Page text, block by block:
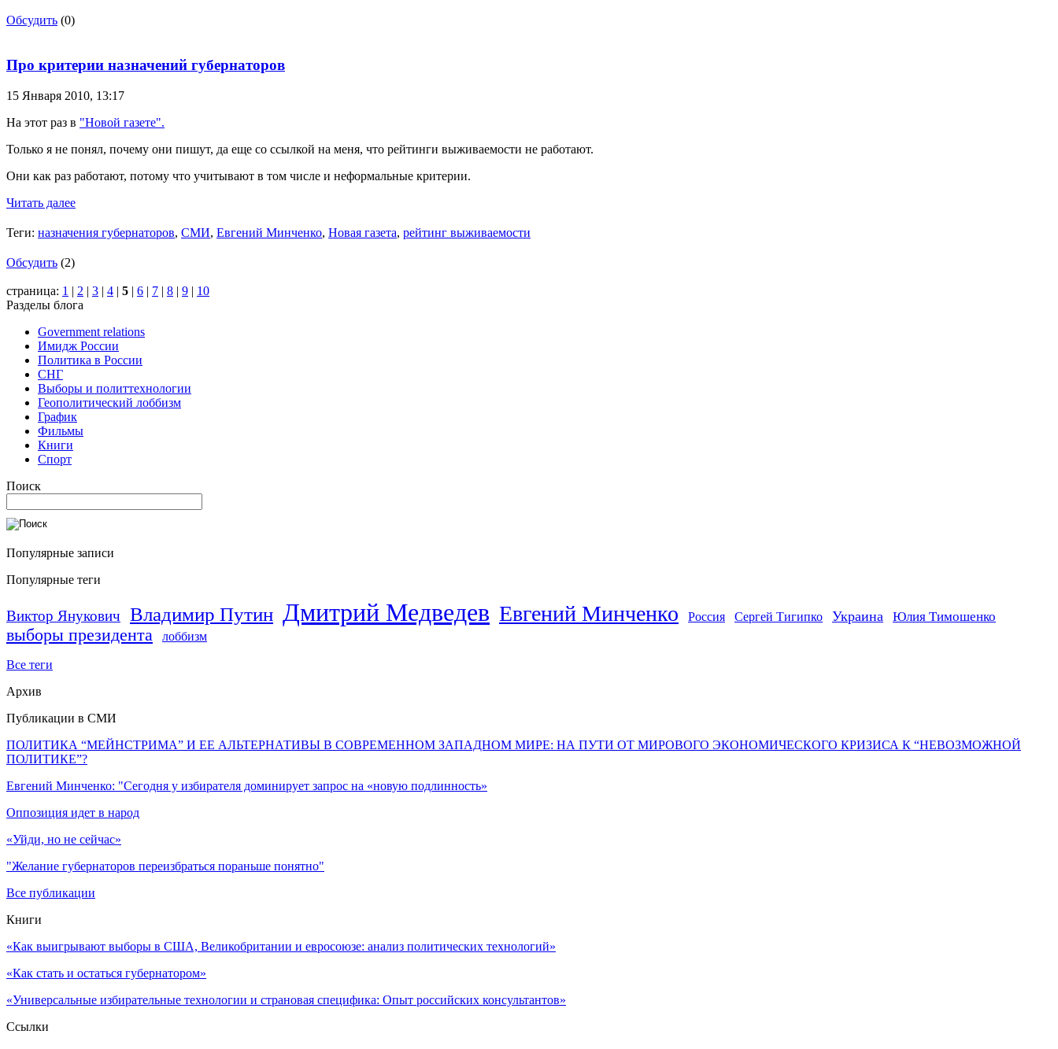
Обсудить (0)
Про критерии назначений губернаторов
15 Января 2010, 13:17
На этот раз в "Новой газете".
Только я не понял, почему они пишут, да еще со ссылкой на меня, что рейтинги выживаемости не работают.
Они как раз работают, потому что учитывают в том числе и неформальные критерии.
Читать далее
Теги: назначения губернаторов, СМИ, Евгений Минченко, Новая газета, рейтинг выживаемости
Обсудить (2)
страница: 1 | 2 | 3 | 4 | 5 | 6 | 7 | 8 | 9 | 10
Разделы блога
Government relations
Имидж России
Политика в России
СНГ
Выборы и политтехнологии
Геополитический лоббизм
График
Фильмы
Книги
Спорт
Поиск
Популярные записи
Популярные теги
Виктор Янукович Владимир Путин Дмитрий Медведев Евгений Минченко Россия Сергей Тигипко Украина Юлия Тимошенко
выборы президента лоббизм
Все теги
Архив
Публикации в СМИ
ПОЛИТИКА “МЕЙНСТРИМА” И ЕЕ АЛЬТЕРНАТИВЫ В СОВРЕМЕННОМ ЗАПАДНОМ МИРЕ: НА ПУТИ ОТ МИРОВОГО ЭКОНОМИЧЕСКОГО КРИЗИСА К “НЕВОЗМОЖНОЙ
ПОЛИТИКЕ”?
Евгений Минченко: "Сегодня у избирателя доминирует запрос на «новую подлинность»
Оппозиция идет в народ
«Уйди, но не сейчас»
"Желание губернаторов переизбраться пораньше понятно"
Все публикации
Книги
«Как выигрывают выборы в США, Великобритании и евросоюзе: анализ политических технологий»
«Как стать и остаться губернатором»
«Универсальные избирательные технологии и страновая специфика: Опыт российских консультантов»
Ссылки